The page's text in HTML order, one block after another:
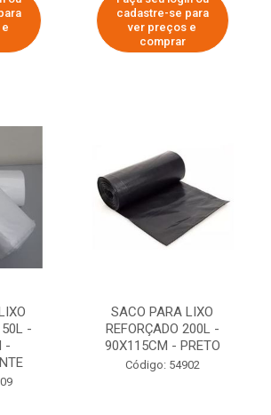
cadastre-se para
ver preços e
comprar
-
-
SACO PARA LIXO
REFORÇADO 200L -
90X115CM - PRETO
Código: 54902